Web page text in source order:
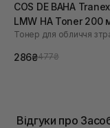
COS DE BAHA
LMW HA Toner 200
286₴477₴
Відгуки про